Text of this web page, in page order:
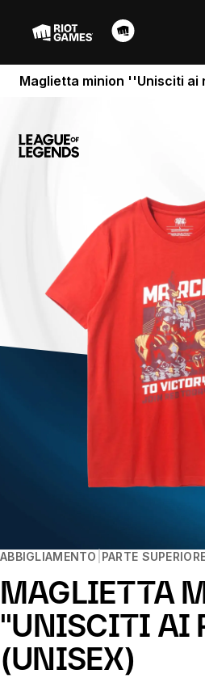
Maglietta minion ''Unisciti ai
ABBIGLIAMENTO PARTE
MAGLIETTA
''UNISCITI AI
(UNISEX)